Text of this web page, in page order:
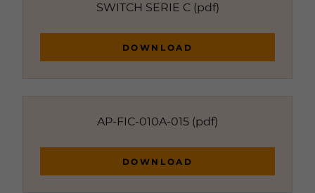
SWITCH SERIE C(pdf)
DOWNLOAD
AP-FIC-010A-015 (pdf)
DOWNLOAD